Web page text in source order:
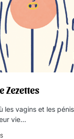
Zezettes
les vagins et les
vie…